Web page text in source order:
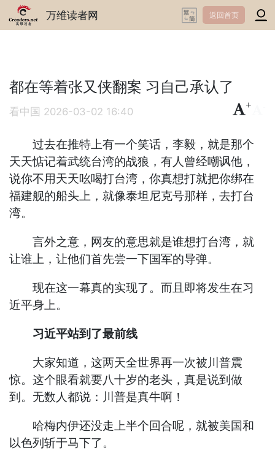
万维读者网 返回首页
都在等着张又侠翻案 习自己承认了
看中国 2026-03-02 16:40
+
过去在推特上有一个笑话，李毅，就是那个
天天惦记着武统台湾的战狼，有人曾经嘲讽他，
说你不用天天吆喝打台湾，你真想打就把你绑在
福建舰的船头上，就像泰坦尼克号那样，去打台
湾。
言外之意，网友的意思就是谁想打台湾，就
让谁上，让他们首先尝一下国军的导弹。
现在这一幕真的实现了。而且即将发生在习
近平身上。
习近平站到了最前线
大家知道，这两天全世界再一次被川普震
惊。这个眼看就要八十岁的老头，真是说到做
到。无数人都说：川普是真牛啊！
哈梅内伊还没走上半个回合呢，就被美国和
以色列斩于马下了。